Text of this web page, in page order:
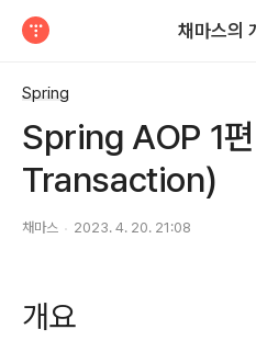
채마스의
Spring
Spring AOP 1
Transaction)
채마스 2023. 4. 20. 21:08
개요